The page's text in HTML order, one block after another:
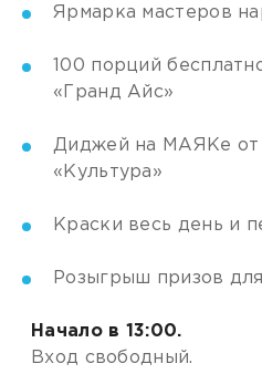
Ярмарка мастеров
100 порций
«Гранд Айс»
Диджей на МАЯКе от
«Культура»
Краски весь день и
Розыгрыш призов
Начало в 13:00.
Вход свободный.